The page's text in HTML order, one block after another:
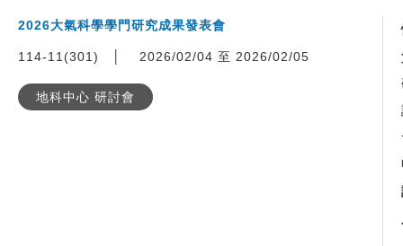
2026大氣科學學門研究成果發表會
114-11(301) 2026/02/04 至 2026/02/05
地科中心 研討會